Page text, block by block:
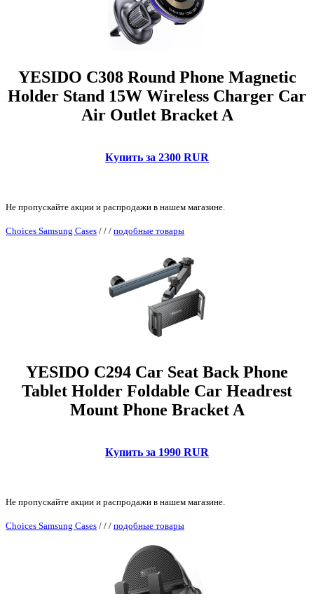
YESIDO C308 Round Phone Magnetic
Holder Stand 15W Wireless Charger Car
Air Outlet Bracket A
Купить за 2300 RUR
Не пропускайте акции и распродажи в нашем магазине.
Choices Samsung Cases / / / подобные товары
YESIDO C294 Car Seat Back Phone
Tablet Holder Foldable Car Headrest
Mount Phone Bracket A
Купить за 1990 RUR
Не пропускайте акции и распродажи в нашем магазине.
Choices Samsung Cases / / / подобные товары